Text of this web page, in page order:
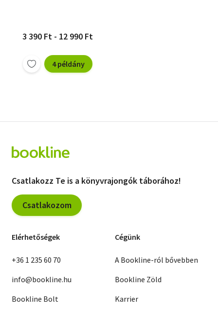
3 390 Ft - 12 990 Ft
4 példány
Csatlakozz Te is a könyvrajongók táborához!
Csatlakozom
Elérhetőségek
+36 1 235 60 70
info@bookline.hu
Bookline Bolt
Cégünk
A Bookline-ról bővebben
Bookline Zöld
Karrier